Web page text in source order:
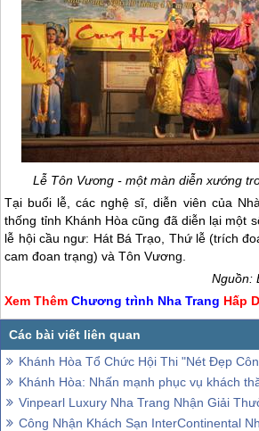
Lễ Tôn Vương - một màn diễn xướng
Tại buổi lễ, các nghệ sĩ, diễn viên của
thống tỉnh Khánh Hòa cũng đã diễn lại một
lễ hội cầu ngư: Hát Bá Trạo, Thứ lễ (trích
cam đoan trạng) và Tôn Vương.
Nguồn:
Xem ThêmChương trình Nha Trang Hấp
Khánh Hòa Tổ Chức Hội Thi "Nét Đẹp Công Nhân Lao
Khánh Hòa: Nhấn mạnh phục vụ khách thăm quan
Vinpearl Luxury Nha Trang Nhận Giải
Công Nhận Khách Sạn InterContinental Nha Trang Đạt